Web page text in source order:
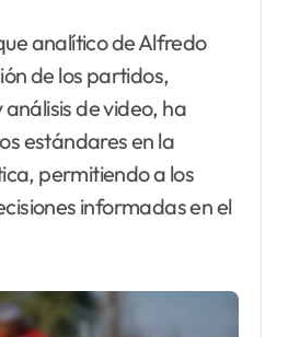
analítico de Alfredo
de los partidos,
de video, ha
estándares en la
permitiendo a los
informadas en el